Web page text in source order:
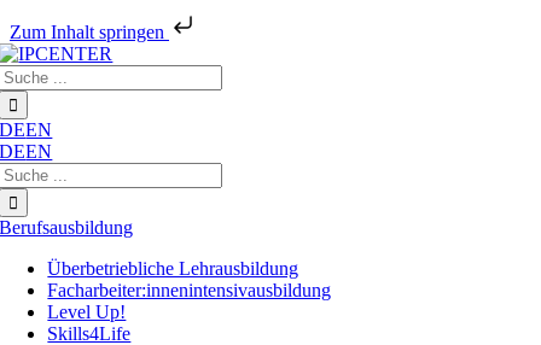
Zum Inhalt springen
Zum
Inhalt
springen
DEEN
DEEN
Berufsausbildung
Überbetriebliche Lehrausbildung
Facharbeiter:innenintensivausbildung
Level Up!
Skills4Life